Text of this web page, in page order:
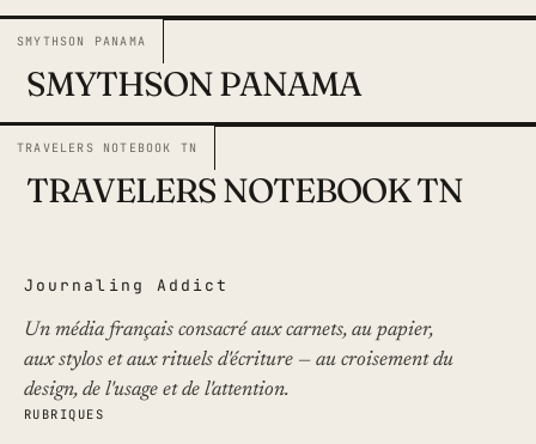
SMYTHSON PANAMA
SMYTHSON PANAMA
TRAVELERS NOTEBOOK TN
TRAVELERS NOTEBOOK TN
Journaling Addict
Un média français consacré aux carnets, au papier,
aux stylos et aux rituels d'écriture — au croisement du
design, de l'usage et de l'attention.
RUBRIQUES